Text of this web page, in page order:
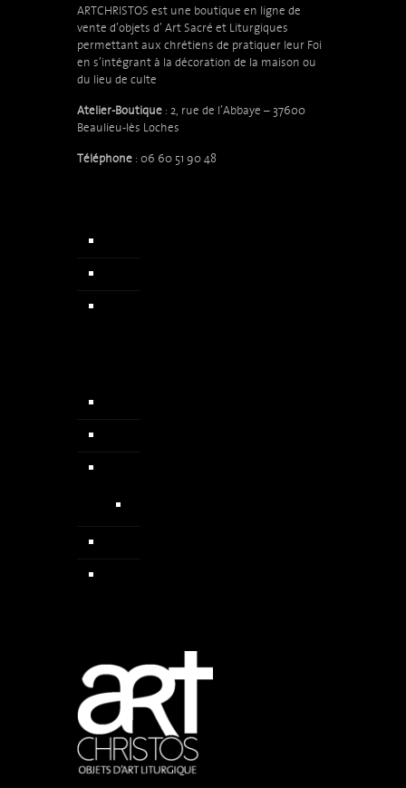
ARTCHRISTOS est une boutique en ligne de
vente d’objets d’Art Sacré et Liturgiques
permettant aux chrétiens de pratiquer leur Foi
en s’intégrant à la décoration de la maison ou
du lieu de culte
Atelier-Boutique: 2, rue de l’Abbaye – 37600
Beaulieu-lès Loches
Téléphone: 06 60 51 90 48